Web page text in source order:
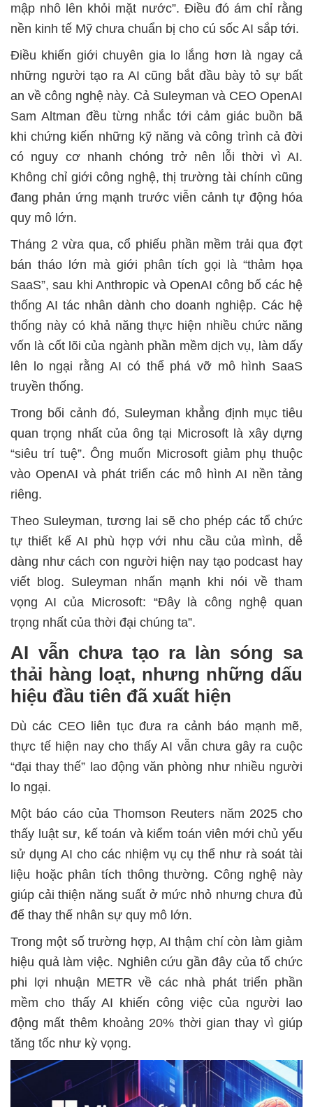
mập nhô lên khỏi mặt nước”. Điều đó ám chỉ rằng
nền kinh tế Mỹ chưa chuẩn bị cho cú sốc AI sắp tới.
Điều khiến giới chuyên gia lo lắng hơn là ngay cả
những người tạo ra AI cũng bắt đầu bày tỏ sự bất
an về công nghệ này. Cả Suleyman và CEO OpenAI
Sam Altman đều từng nhắc tới cảm giác buồn bã
khi chứng kiến những kỹ năng và công trình cả đời
có nguy cơ nhanh chóng trở nên lỗi thời vì AI.
Không chỉ giới công nghệ, thị trường tài chính cũng
đang phản ứng mạnh trước viễn cảnh tự động hóa
quy mô lớn.
Tháng 2 vừa qua, cổ phiếu phần mềm trải qua đợt
bán tháo lớn mà giới phân tích gọi là “thảm họa
SaaS”, sau khi Anthropic và OpenAI công bố các hệ
thống AI tác nhân dành cho doanh nghiệp. Các hệ
thống này có khả năng thực hiện nhiều chức năng
vốn là cốt lõi của ngành phần mềm dịch vụ, làm dấy
lên lo ngại rằng AI có thể phá vỡ mô hình SaaS
truyền thống.
Trong bối cảnh đó, Suleyman khẳng định mục tiêu
quan trọng nhất của ông tại Microsoft là xây dựng
“siêu trí tuệ”. Ông muốn Microsoft giảm phụ thuộc
vào OpenAI và phát triển các mô hình AI nền tảng
riêng.
Theo Suleyman, tương lai sẽ cho phép các tổ chức
tự thiết kế AI phù hợp với nhu cầu của mình, dễ
dàng như cách con người hiện nay tạo podcast hay
viết blog. Suleyman nhấn mạnh khi nói về tham
vọng AI của Microsoft: “Đây là công nghệ quan
trọng nhất của thời đại chúng ta”.
AI vẫn chưa tạo ra làn sóng sa
thải hàng loạt, nhưng những dấu
hiệu đầu tiên đã xuất hiện
Dù các CEO liên tục đưa ra cảnh báo mạnh mẽ,
thực tế hiện nay cho thấy AI vẫn chưa gây ra cuộc
“đại thay thế” lao động văn phòng như nhiều người
lo ngại.
Một báo cáo của Thomson Reuters năm 2025 cho
thấy luật sư, kế toán và kiểm toán viên mới chủ yếu
sử dụng AI cho các nhiệm vụ cụ thể như rà soát tài
liệu hoặc phân tích thông thường. Công nghệ này
giúp cải thiện năng suất ở mức nhỏ nhưng chưa đủ
để thay thế nhân sự quy mô lớn.
Trong một số trường hợp, AI thậm chí còn làm giảm
hiệu quả làm việc. Nghiên cứu gần đây của tổ chức
phi lợi nhuận METR về các nhà phát triển phần
mềm cho thấy AI khiến công việc của người lao
động mất thêm khoảng 20% thời gian thay vì giúp
tăng tốc như kỳ vọng.